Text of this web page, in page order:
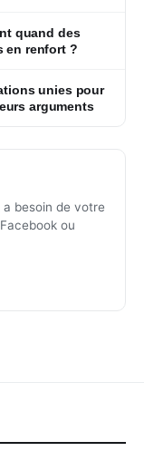
quand des
en renfort ?
unies pour
arguments
a besoin de votre
ou